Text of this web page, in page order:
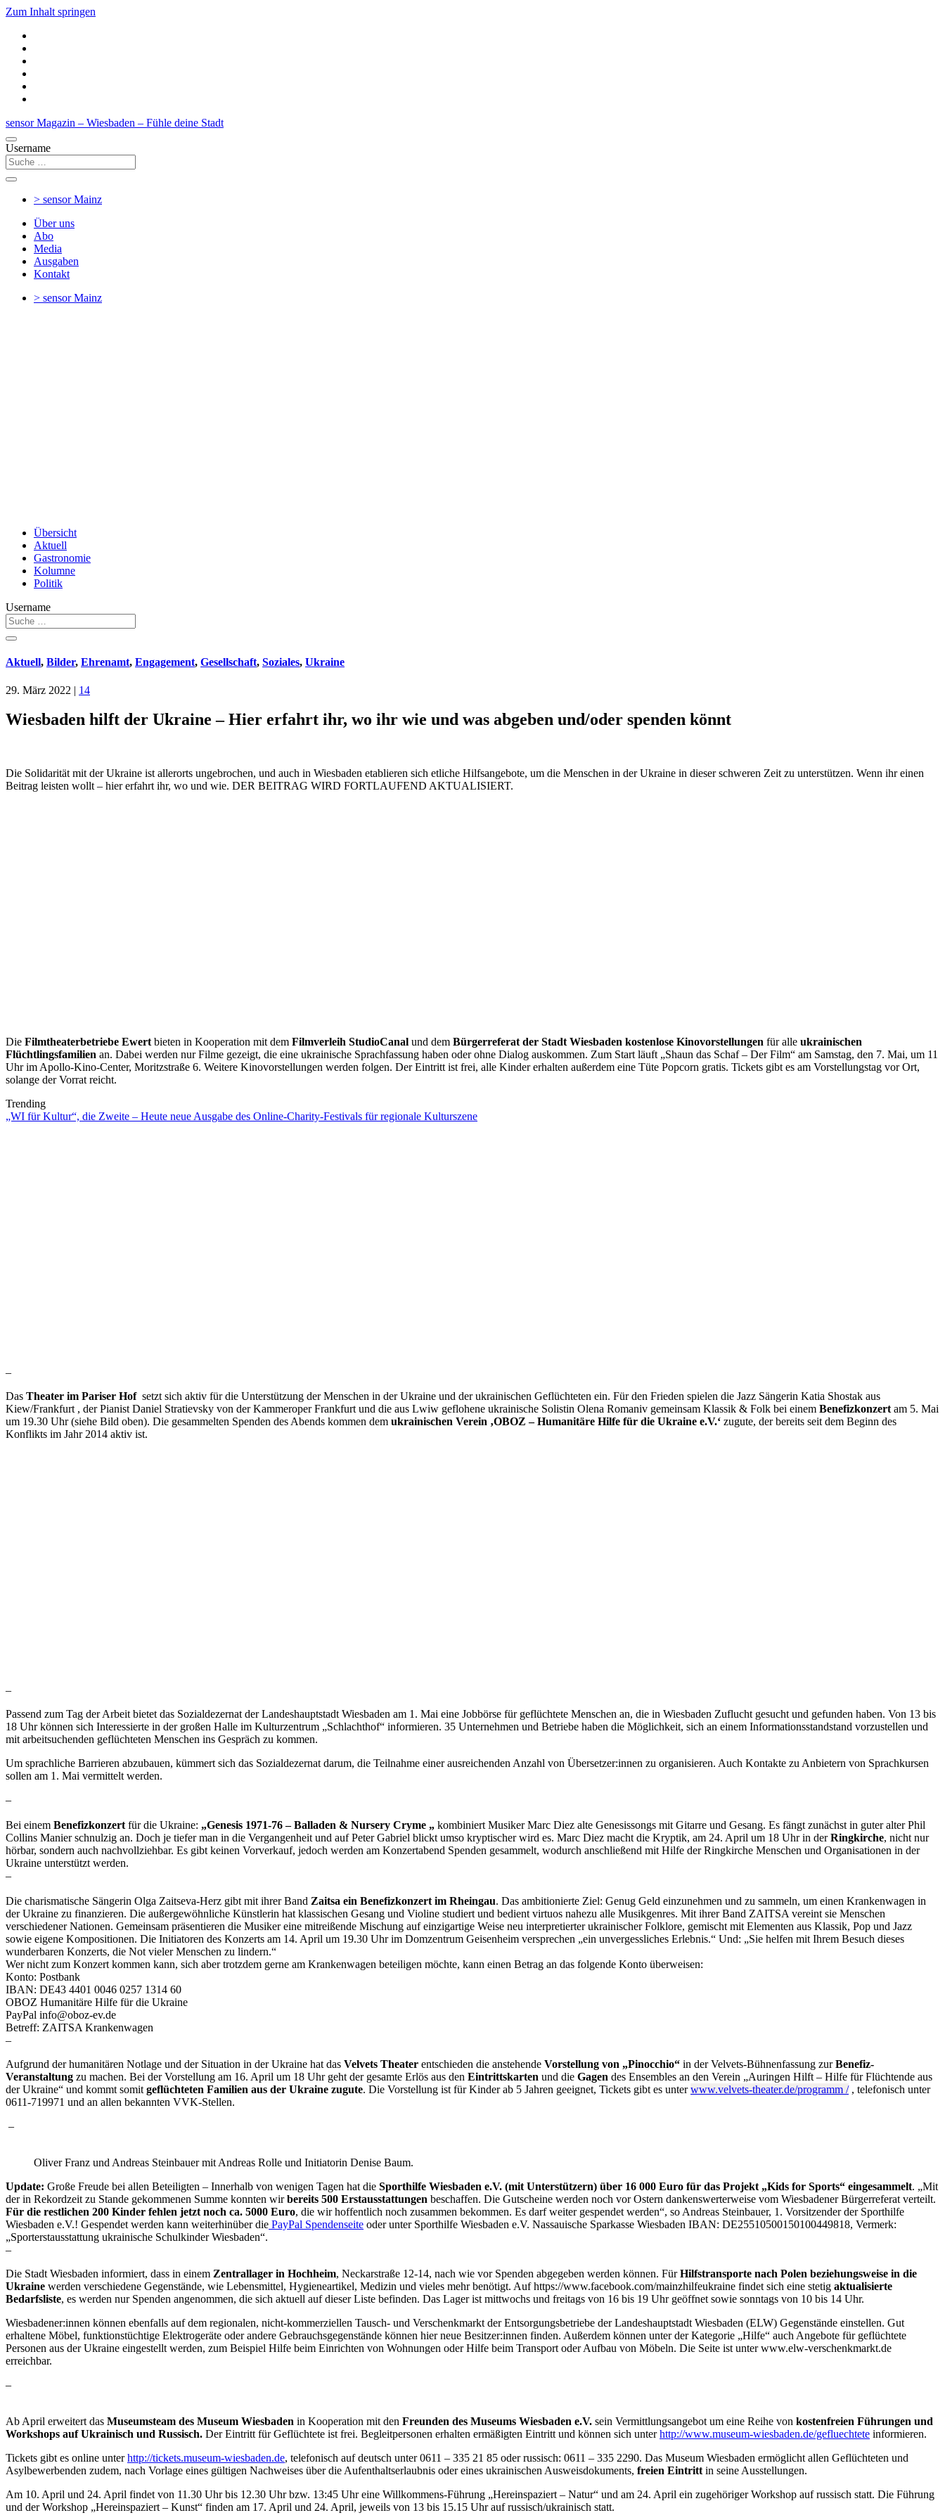
Zum Inhalt springen
sensor Magazin – Wiesbaden – Fühle deine Stadt
Username
> sensorMainz
Über uns
Abo
Media
Ausgaben
Kontakt
> sensorMainz
Übersicht
Aktuell
Gastronomie
Kolumne
Politik
Username
Aktuell, Bilder, Ehrenamt, Engagement, Gesellschaft, Soziales, Ukraine
29. März 2022 | 14
Wiesbaden hilft der Ukraine – Hier erfahrt ihr, wo ihr wie und was abgeben und/oder spenden könnt
Die Solidarität mit der Ukraine ist allerorts ungebrochen, und auch in Wiesbaden etablieren sich etliche Hilfsangebote, um die Menschen in der Ukraine in dieser schweren Zeit zu unterstützen. Wenn ihr einen
Beitrag leisten wollt – hier erfahrt ihr, wo und wie. DER BEITRAG WIRD FORTLAUFEND AKTUALISIERT.
Die Filmtheaterbetriebe Ewert bieten in Kooperation mit dem Filmverleih StudioCanal und dem Bürgerreferat der Stadt Wiesbaden kostenlose Kinovorstellungen für alle ukrainischen
Flüchtlingsfamilien an. Dabei werden nur Filme gezeigt, die eine ukrainische Sprachfassung haben oder ohne Dialog auskommen. Zum Start läuft „Shaun das Schaf – Der Film“ am Samstag, den 7. Mai, um 11
Uhr im Apollo-Kino-Center, Moritzstraße 6. Weitere Kinovorstellungen werden folgen. Der Eintritt ist frei, alle Kinder erhalten außerdem eine Tüte Popcorn gratis. Tickets gibt es am Vorstellungstag vor Ort,
solange der Vorrat reicht.
Trending
„WI für Kultur“, die Zweite – Heute neue Ausgabe des Online-Charity-Festivals für regionale Kulturszene
–
Das Theater im Pariser Hof setzt sich aktiv für die Unterstützung der Menschen in der Ukraine und der ukrainischen Geflüchteten ein. Für den Frieden spielen die Jazz Sängerin Katia Shostak aus
Kiew/Frankfurt , der Pianist Daniel Stratievsky von der Kammeroper Frankfurt und die aus Lwiw geflohene ukrainische Solistin Olena Romaniv gemeinsam Klassik & Folk bei einem Benefizkonzert am 5. Mai
um 19.30 Uhr (siehe Bild oben). Die gesammelten Spenden des Abends kommen dem ukrainischen Verein ‚OBOZ – Humanitäre Hilfe für die Ukraine e.V.‘ zugute, der bereits seit dem Beginn des
Konflikts im Jahr 2014 aktiv ist.
–
Passend zum Tag der Arbeit bietet das Sozialdezernat der Landeshauptstadt Wiesbaden am 1. Mai eine Jobbörse für geflüchtete Menschen an, die in Wiesbaden Zuflucht gesucht und gefunden haben. Von 13 bis
18 Uhr können sich Interessierte in der großen Halle im Kulturzentrum „Schlachthof“ informieren. 35 Unternehmen und Betriebe haben die Möglichkeit, sich an einem Informationsstandstand vorzustellen und
mit arbeitsuchenden geflüchteten Menschen ins Gespräch zu kommen.
Um sprachliche Barrieren abzubauen, kümmert sich das Sozialdezernat darum, die Teilnahme einer ausreichenden Anzahl von Übersetzer:innen zu organisieren. Auch Kontakte zu Anbietern von Sprachkursen
sollen am 1. Mai vermittelt werden.
–
Bei einem Benefizkonzert für die Ukraine: „Genesis 1971-76 – Balladen & Nursery Cryme „ kombiniert Musiker Marc Diez alte Genesissongs mit Gitarre und Gesang. Es fängt zunächst in guter alter Phil
Collins Manier schnulzig an. Doch je tiefer man in die Vergangenheit und auf Peter Gabriel blickt umso kryptischer wird es. Marc Diez macht die Kryptik, am 24. April um 18 Uhr in derRingkirche, nicht nur
hörbar, sondern auch nachvollziehbar. Es gibt keinen Vorverkauf, jedoch werden am Konzertabend Spenden gesammelt, wodurch anschließend mit Hilfe der Ringkirche Menschen und Organisationen in der
Ukraine unterstützt werden.
–
Die charismatische Sängerin Olga Zaitseva-Herz gibt mit ihrer Band Zaitsa ein Benefizkonzert im Rheingau. Das ambitionierte Ziel: Genug Geld einzunehmen und zu sammeln, um einen Krankenwagen in
der Ukraine zu finanzieren. Die außergewöhnliche Künstlerin hat klassischen Gesang und Violine studiert und bedient virtuos nahezu alle Musikgenres. Mit ihrer Band ZAITSA vereint sie Menschen
verschiedener Nationen. Gemeinsam präsentieren die Musiker eine mitreißende Mischung auf einzigartige Weise neu interpretierter ukrainischer Folklore, gemischt mit Elementen aus Klassik, Pop und Jazz
sowie eigene Kompositionen. Die Initiatoren des Konzerts am 14. April um 19.30 Uhr im Domzentrum Geisenheim versprechen „ein unvergessliches Erlebnis.“ Und: „Sie helfen mit Ihrem Besuch dieses
wunderbaren Konzerts, die Not vieler Menschen zu lindern.“
Wer nicht zum Konzert kommen kann, sich aber trotzdem gerne am Krankenwagen beteiligen möchte, kann einen Betrag an das folgende Konto überweisen:
Konto: Postbank
IBAN: DE43 4401 0046 0257 1314 60
OBOZ Humanitäre Hilfe für die Ukraine
PayPal info@oboz-ev.de
Betreff: ZAITSA Krankenwagen
–
Aufgrund der humanitären Notlage und der Situation in der Ukraine hat das Velvets Theater entschieden die anstehende Vorstellung von „Pinocchio“ in der Velvets-Bühnenfassung zurBenefiz-
Veranstaltung zu machen. Bei der Vorstellung am 16. April um 18 Uhr geht der gesamte Erlös aus den Eintrittskarten und die Gagen des Ensembles an den Verein „Auringen Hilft – Hilfe für Flüchtende aus
der Ukraine“ und kommt somit geflüchteten Familien aus der Ukraine zugute. Die Vorstellung ist für Kinder ab 5 Jahren geeignet, Tickets gibt es unterwww.velvets-theater.de/programm /, telefonisch unter
0611-719971 und an allen bekannten VVK-Stellen.
–
Oliver Franz und Andreas Steinbauer mit Andreas Rolle und Initiatorin Denise Baum.
Update: Große Freude bei allen Beteiligten – Innerhalb von wenigen Tagen hat die Sporthilfe Wiesbaden e.V. (mit Unterstützern) über 16 000 Euro für das Projekt „Kids for Sports“ eingesammelt. „Mit
der in Rekordzeit zu Stande gekommenen Summe konnten wirbereits 500 Erstausstattungen beschaffen. Die Gutscheine werden noch vor Ostern dankenswerterweise vom Wiesbadener Bürgerreferat verteilt.
Für die restlichen 200 Kinder fehlen jetzt noch ca. 5000 Euro, die wir hoffentlich noch zusammen bekommen. Es darf weiter gespendet werden“, so Andreas Steinbauer, 1. Vorsitzender der Sporthilfe
Wiesbaden e.V.! Gespendet werden kann weiterhinüber die PayPal Spendenseite oder unter Sporthilfe Wiesbaden e.V. Nassauische Sparkasse Wiesbaden IBAN: DE25510500150100449818, Vermerk:
„Sporterstausstattung ukrainische Schulkinder Wiesbaden“.
–
Die Stadt Wiesbaden informiert, dass in einem Zentrallager in Hochheim, Neckarstraße 12-14, nach wie vor Spenden abgegeben werden können. FürHilfstransporte nach Polen beziehungsweise in die
Ukraine werden verschiedene Gegenstände, wie Lebensmittel, Hygieneartikel, Medizin und vieles mehr benötigt. Auf https://www.facebook.com/mainzhilfeukraine findet sich eine stetig aktualisierte
Bedarfsliste, es werden nur Spenden angenommen, die sich aktuell auf dieser Liste befinden. Das Lager ist mittwochs und freitags von 16 bis 19 Uhr geöffnet sowie sonntags von 10 bis 14 Uhr.
Wiesbadener:innen können ebenfalls auf dem regionalen, nicht-kommerziellen Tausch- und Verschenkmarkt der Entsorgungsbetriebe der Landeshauptstadt Wiesbaden (ELW) Gegenstände einstellen. Gut
erhaltene Möbel, funktionstüchtige Elektrogeräte oder andere Gebrauchsgegenstände können hier neue Besitzer:innen finden. Außerdem können unter der Kategorie „Hilfe“ auch Angebote für geflüchtete
Personen aus der Ukraine eingestellt werden, zum Beispiel Hilfe beim Einrichten von Wohnungen oder Hilfe beim Transport oder Aufbau von Möbeln. Die Seite ist unter www.elw-verschenkmarkt.de
erreichbar.
–
Ab April erweitert das Museumsteam des Museum Wiesbaden in Kooperation mit den Freunden des Museums Wiesbaden e.V. sein Vermittlungsangebot um eine Reihe von kostenfreien Führungen und
Workshops auf Ukrainisch und Russisch. Der Eintritt für Geflüchtete ist frei. Begleitpersonen erhalten ermäßigten Eintritt und können sich unterhttp://www.museum-wiesbaden.de/gefluechtete informieren.
Tickets gibt es online unterhttp://tickets.museum-wiesbaden.de, telefonisch auf deutsch unter 0611 – 335 21 85 oder russisch: 0611 – 335 2290. Das Museum Wiesbaden ermöglicht allen Geflüchteten und
Asylbewerbenden zudem, nach Vorlage eines gültigen Nachweises über die Aufenthaltserlaubnis oder eines ukrainischen Ausweisdokuments, freien Eintritt in seine Ausstellungen.
Am 10. April und 24. April findet von 11.30 Uhr bis 12.30 Uhr bzw. 13:45 Uhr eine Willkommens-Führung „Hereinspaziert – Natur“ und am 24. April ein zugehöriger Workshop auf russisch statt. Die Führung
und der Workshop „Hereinspaziert – Kunst“ finden am 17. April und 24. April, jeweils von 13 bis 15.15 Uhr auf russisch/ukrainisch statt.